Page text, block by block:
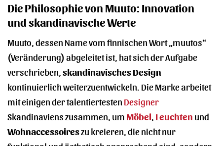
Die Philosophie von Muuto: Innovation
und skandinavische Werte
Muuto, dessen Name vom finnischen Wort „muutos“
(Veränderung) abgeleitet ist, hat sich der Aufgabe
verschrieben, skandinavisches Design
kontinuierlich weiterzuentwickeln. Die Marke arbeitet
mit einigen der talentiertesten Designer
Skandinaviens zusammen, um Möbel Leuchten und
Wohnaccessoireszu kreieren, die nicht nur